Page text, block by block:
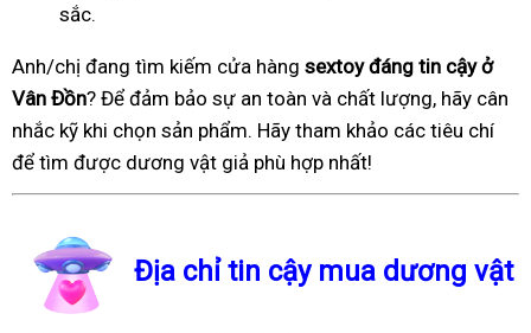
sắc.
Anh/chị đang tìm kiếm cửa hàng sextoy đáng tin cậy ở
Vân Đồn? Để đảm bảo sự an toàn và chất lượng, hãy cân
nhắc kỹ khi chọn sản phẩm. Hãy tham khảo các tiêu chí
để tìm được dương vật giả phù hợp nhất!
Địa chỉ tin cậy mua dương vật